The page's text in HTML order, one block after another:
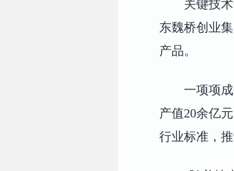
关键技
东魏桥创业
产品。
一项项
产值20余亿
行业标准，